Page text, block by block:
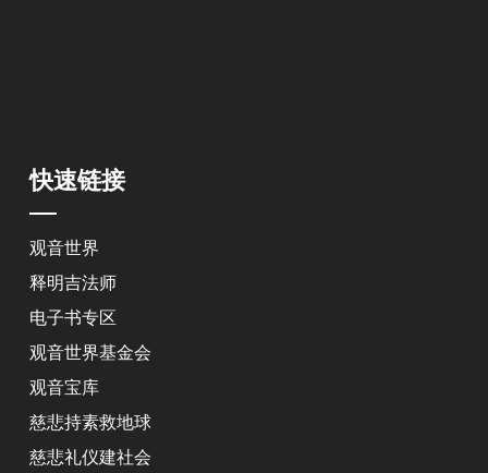
快速链接
观音世界
释明吉法师
电子书专区
观音世界基金会
观音宝库
慈悲持素救地球
慈悲礼仪建社会